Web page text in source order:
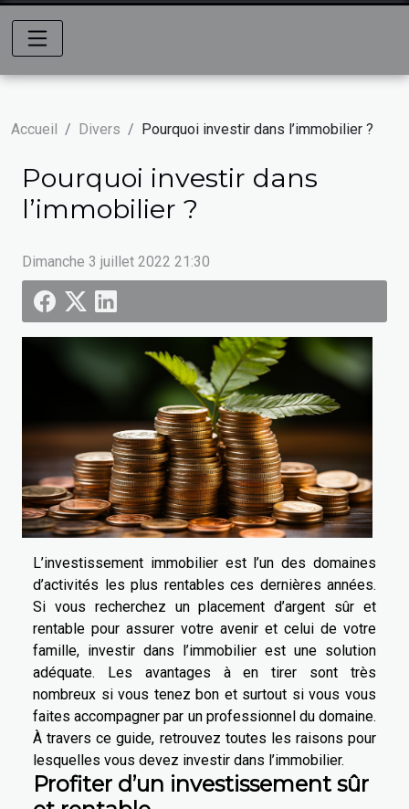
Accueil Divers Pourquoi investir dans l’immobilier ?
Pourquoi investir dans
l’immobilier ?
Dimanche 3 juillet 2022 21:30
L’investissement immobilier est l’un des domaines
d’activités les plus rentables ces dernières années.
Si vous recherchez un placement d’argent sûr et
rentable pour assurer votre avenir et celui de votre
famille, investir dans l’immobilier est une solution
adéquate. Les avantages à en tirer sont très
nombreux si vous tenez bon et surtout si vous vous
faites accompagner par un professionnel du domaine.
À travers ce guide, retrouvez toutes les raisons pour
lesquelles vous devez investir dans l’immobilier.
Profiter d’un investissement sûr